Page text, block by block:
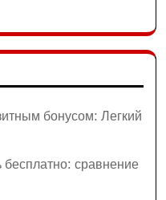
бонусом: Легкий
сравнение